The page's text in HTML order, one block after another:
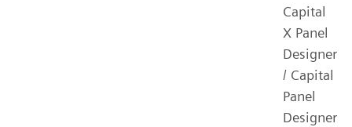
Capital
X Panel
Designer
/ Capital
Panel
Designer